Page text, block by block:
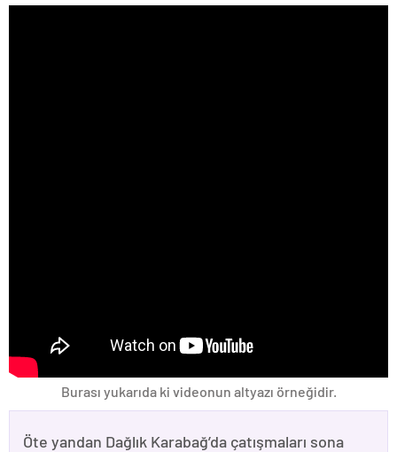
Burası yukarıda ki videonun altyazı örneğidir.
Öte yandan Dağlık Karabağ’da çatışmaları sona